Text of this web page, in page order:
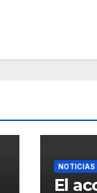
NOTICIAS
El